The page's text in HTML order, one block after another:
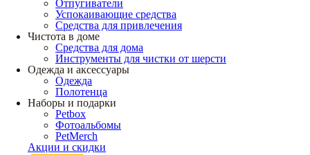
Отпугиватели
Успокаивающие средства
Средства для привлечения
Чистота в доме
Средства для дома
Инструменты для чистки от шерсти
Одежда и аксессуары
Одежда
Полотенца
Наборы и подарки
Petbox
Фотоальбомы
PetMerch
Акции и скидки